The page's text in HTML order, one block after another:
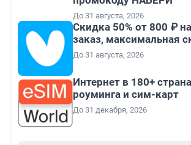
До 31 августа, 2026
Скидка 50% от 800 ₽
заказ, максимальная
До 31 августа, 2026
Интернет в 180+
роуминга и сим-карт
До 31 декабря, 2026